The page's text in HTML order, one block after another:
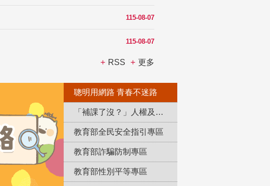
115-08-07
115-08-07
RSS 更多
聰明用網路 青春不迷路
「補課了沒？」人權及轉型正義教育專區
教育部全民安全指引專區
教育部詐騙防制專區
教育部性別平等專區